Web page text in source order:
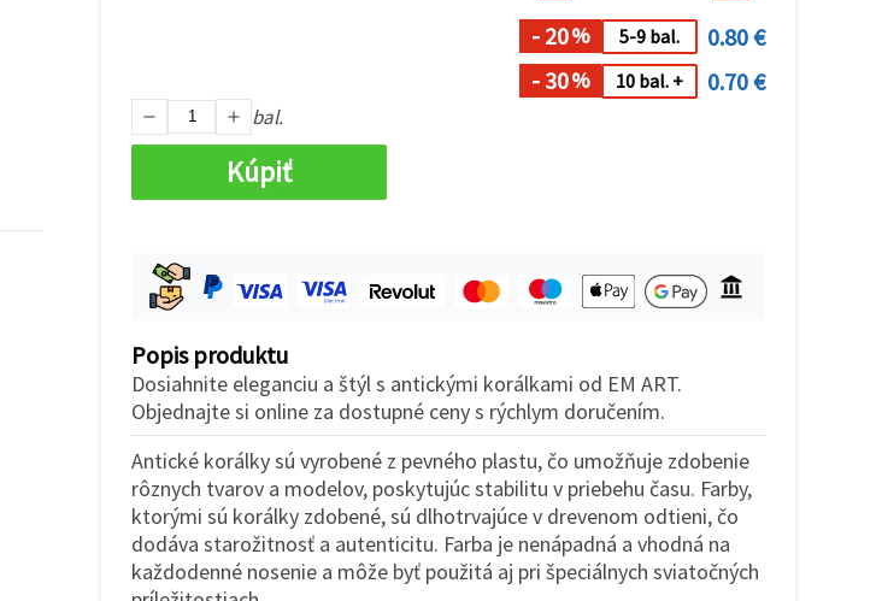
- 20% 5-9 bal.
0.80 €
- 30% 10 bal. + 0.70 €
bal.
Kúpiť
Popis produktu
Dosiahnite eleganciu a štýl s antickými korálkami od EM ART.
Objednajte si online za dostupné ceny s rýchlym doručením.
Antické korálky sú vyrobené z pevného plastu, čo umožňuje zdobenie
rôznych tvarov a modelov, poskytujúc stabilitu v priebehu času. Farby,
ktorými sú korálky zdobené, sú dlhotrvajúce v drevenom odtieni, čo
dodáva starožitnosť a autenticitu. Farba je nenápadná a vhodná na
každodenné nosenie a môže byť použitá aj pri špeciálnych sviatočných